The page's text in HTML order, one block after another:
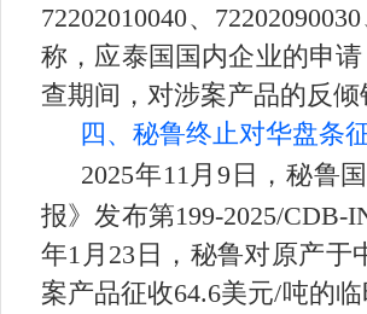
72202010040、
称，应泰国国内企业的申
查期间，对涉案产品的反
四、秘鲁终止对华盘条
2025年11月9日，秘鲁
报》发布第199-2025/CDB-
年1月23日，秘鲁对原产于
案产品征收64.6美元/吨的